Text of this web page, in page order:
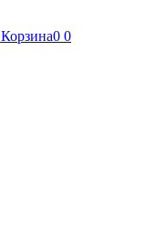
Корзина0 0